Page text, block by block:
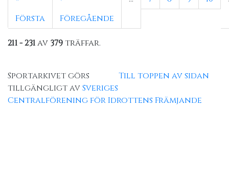
Första
Föregående
211 - 231av 379träffar.
Till toppen av sidan
Sportarkivet görs
tillgängligt avSveriges
Centralförening för Idrottens Främjande